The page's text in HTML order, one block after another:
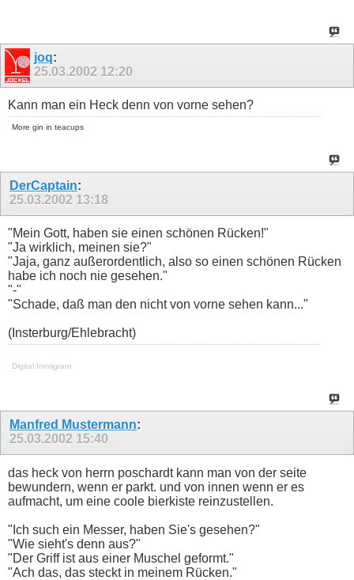
joq:
25.03.2002 12:20
Kann man ein Heck denn von vorne sehen?
More gin in teacups
DerCaptain:
25.03.2002 13:18
"Mein Gott, haben sie einen schönen Rücken!"
"Ja wirklich, meinen sie?"
"Jaja, ganz außerordentlich, also so einen schönen Rücken
habe ich noch nie gesehen."
"-"
"Schade, daß man den nicht von vorne sehen kann..."
(Insterburg/Ehlebracht)
Digital Immigrant
Manfred Mustermann:
25.03.2002 15:40
das heck von herrn poschardt kann man von der seite
bewundern, wenn er parkt. und von innen wenn er es
aufmacht, um eine coole bierkiste reinzustellen.
"Ich such ein Messer, haben Sie's gesehen?"
"Wie sieht's denn aus?"
"Der Griff ist aus einer Muschel geformt."
"Ach das, das steckt in meinem Rücken."